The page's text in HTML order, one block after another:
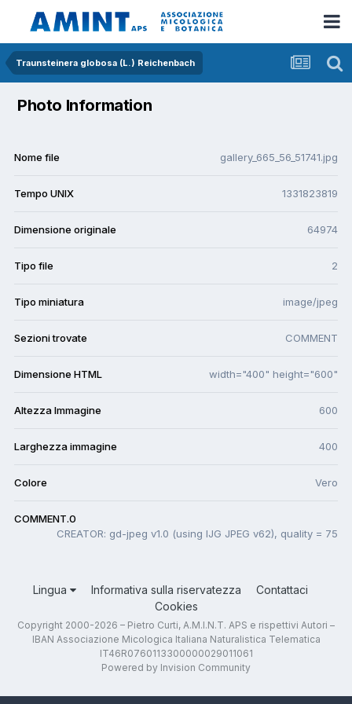
Traunsteinera globosa (L.) Reichenbach
Photo Information
Nome file gallery_665_56_51741.jpg
Tempo UNIX 1331823819
Dimensione originale 64974
Tipo file 2
Tipo miniatura image/jpeg
Sezioni trovate COMMENT
Dimensione HTML width="400" height="600"
Altezza Immagine 600
Larghezza immagine 400
Colore Vero
COMMENT.0
CREATOR: gd-jpeg v1.0 (using IJG JPEG v62), quality = 75
Lingua Informativa sulla riservatezza
Contattaci
Cookies
Copyright 2000-2026 – Pietro Curti, A.M.I.N.T. APS e rispettivi Autori –
IBAN Associazione Micologica Italiana Naturalistica Telematica
IT46R0760113300000029011061
Powered by Invision Community